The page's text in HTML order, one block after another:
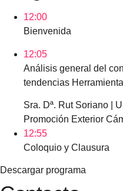
12:00
Bienvenida
12:05
Análisis general del
tendencias
Sra. Dª. Rut Soriano |
Promoción Exterior
12:55
Coloquio y Clausura
Descargar programa